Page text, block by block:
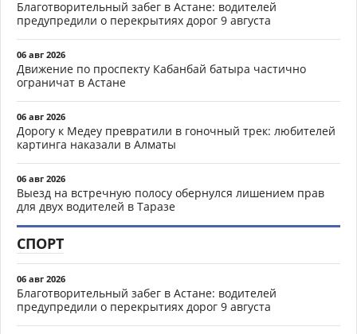
Благотворительный забег в Астане: водителей
предупредили о перекрытиях дорог 9 августа
06 авг 2026
Движение по проспекту Кабанбай батыра частично
ограничат в Астане
06 авг 2026
Дорогу к Медеу превратили в гоночный трек: любителей
картинга наказали в Алматы
06 авг 2026
Выезд на встречную полосу обернулся лишением прав
для двух водителей в Таразе
СПОРТ
06 авг 2026
Благотворительный забег в Астане: водителей
предупредили о перекрытиях дорог 9 августа